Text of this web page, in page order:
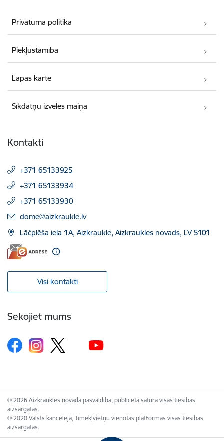
Privātuma politika
Piekļūstamība
Lapas karte
Sīkdatņu izvēles maiņa
Kontakti
+371 65133925
+371 65133934
+371 65133930
E-pasts:
dome@aizkraukle.lv
Lāčplēša iela 1A, Aizkraukle, Aizkraukles novads, LV 5101
Visi kontakti
Sekojiet mums
© 2026 Aizkraukles novada pašvaldība, publicētā satura visas tiesības
aizsargātas.
© 2020 Valsts kanceleja, Tīmekļvietņu vienotās platformas visas tiesības
aizsargātas.